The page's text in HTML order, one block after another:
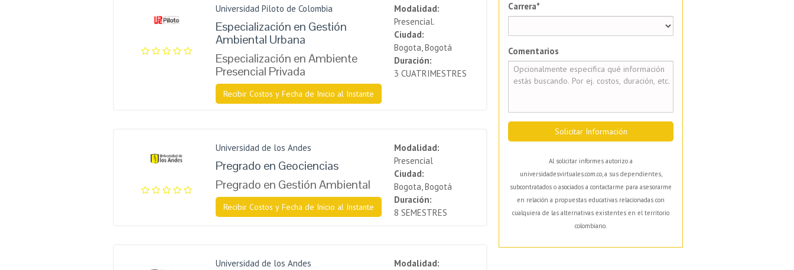
Universidad Piloto de Colombia
Especialización en Gestión
Ambiental Urbana
Especialización en Ambiente
Presencial Privada
Recibir Costos y Fecha de Inicio al Instante
Modalidad:
Presencial.
Ciudad:
Bogota, Bogotá
Duración:
3 CUATRIMESTRES
Universidad de los Andes
Pregrado en Geociencias
Pregrado en Gestión Ambiental
Recibir Costos y Fecha de Inicio al Instante
Modalidad:
Presencial
Ciudad:
Bogota, Bogotá
Duración:
8 SEMESTRES
Universidad de los Andes
Modalidad:
Carrera*
Comentarios
Solicitar Información
Al solicitar informes autorizo a
universidadesvirtuales.com.co, a sus dependientes,
subcontratados o asociados a contactarme para asesorarme
en relación a propuestas educativas relacionadas con
cualquiera de las alternativas existentes en el territorio
colombiano.